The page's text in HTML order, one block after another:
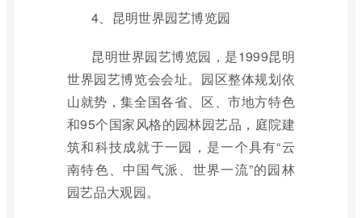
4、昆明世界园艺博览园
昆明世界园艺博览园，是1999昆明
世界园艺博览会会址。园区整体规划依
山就势，集全国各省、区、市地方特色
和95个国家风格的园林园艺品，庭院建
筑和科技成就于一园，是一个具有“云
南特色、中国气派、世界一流”的园林
园艺品大观园。